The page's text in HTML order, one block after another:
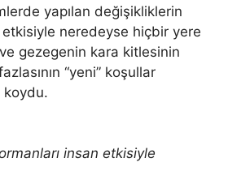
yapılan değişikliklerin
etkisiyle neredeyse hiçbir yere
ve gezegenin kara kitlesinin
“yeni” koşullar
koydu.
insan etkisiyle